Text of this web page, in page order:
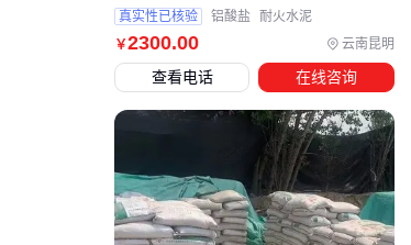
￥2300.00 云南昆明
真实性已核验 铝酸盐 耐火水泥
查看电话 在线咨询